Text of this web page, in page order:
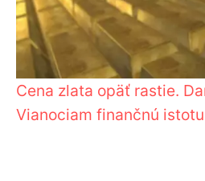
Cena zlata opäť rastie.
Vianociam finančnú istotu